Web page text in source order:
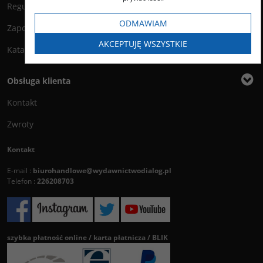
Regulamin księgarni
Zapowiedzi
Katalog
Obsługa klienta
Kontakt
Zwroty
Kontakt
E-mail : biurohandlowe@wydawnictwodialog.pl
Telefon : 226208703
szybka płatność online / karta płatnicza / BLIK
ODMAWIAM
AKCEPTUJĘ WSZYSTKIE